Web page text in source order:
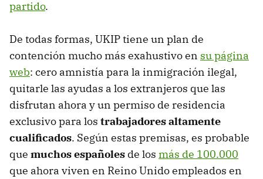
partido.
De todas formas, UKIP tiene un plan de
contención mucho más exahustivo en su página
web: cero amnistía para la inmigración ilegal,
quitarle las ayudas a los extranjeros que las
disfrutan ahora y un permiso de residencia
exclusivo para los trabajadores altamente
cualificados. Según estas premisas, es probable
que muchos españoles de los más de 100.000
que ahora viven en Reino Unido empleados en